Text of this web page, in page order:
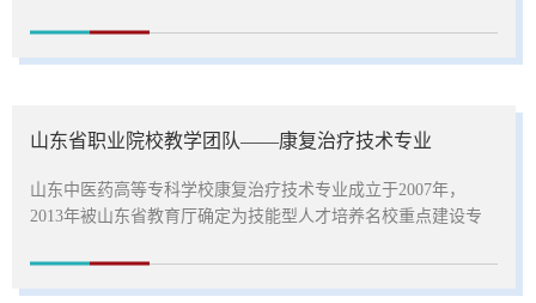
专业以及山东省职业院校高水平专业群 —— 护理康养专业群骨
干专业，团队在专业建设、人才培养、教学改革等方面成果丰
中博士8人、高级职称28人，...
山东省职业院校教学团队——康复治疗技术专业
山东中医药高等专科学校康复治疗技术专业成立于2007年，
2013年被山东省教育厅确定为技能型人才培养名校重点建设专
术专业教学团队，拥有一支双师素质高、理论知识丰富、专业
技术精湛、实践经验丰富、教学能力强、团队合作氛围融洽、